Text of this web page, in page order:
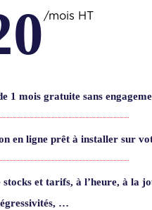
/mois HT
1 mois gratuite sans
en ligne prêt à installer sur
stocks et tarifs, à l’heure, à la
…​